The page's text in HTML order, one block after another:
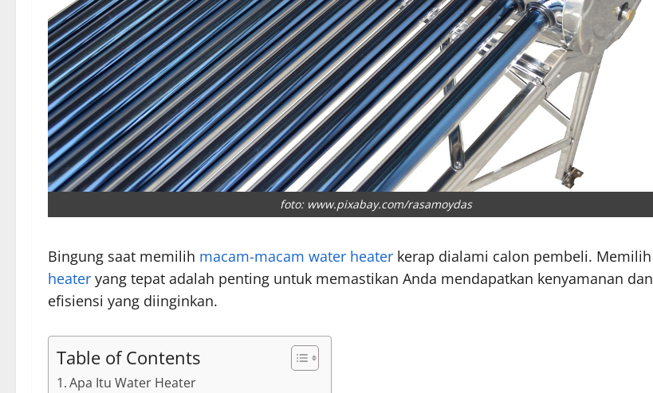
foto: www.pixabay.com/rasamoydas
Bingung saat memilih macam-macam water heater kerap dialami calon pembeli. Memilih
heater yang tepat adalah penting untuk memastikan Anda mendapatkan kenyamanan dan
efisiensi yang diinginkan.
Table of Contents
Apa Itu Water Heater